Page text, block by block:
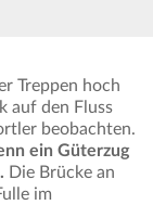
Treppen hoch
auf den Fluss
beobachten.
ein Güterzug
Die Brücke an
im